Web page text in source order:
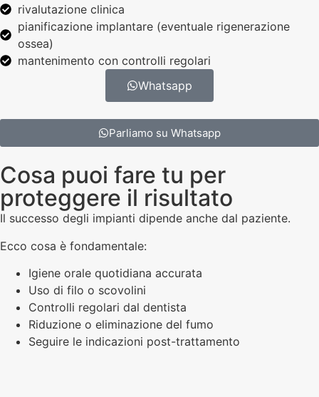
rivalutazione clinica
pianificazione implantare (eventuale rigenerazione
ossea)
mantenimento con controlli regolari
Whatsapp
Parliamo su Whatsapp
Cosa puoi fare tu per
proteggere il risultato
Il successo degli impianti dipende anche dal paziente.
Ecco cosa è fondamentale:
Igiene orale quotidiana accurata
Uso di filo o scovolini
Controlli regolari dal dentista
Riduzione o eliminazione del fumo
Seguire le indicazioni post-trattamento